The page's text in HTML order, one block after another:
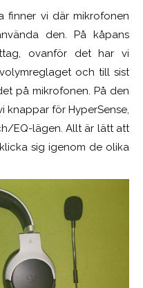
finner vi där mikrofonen
den. På kåpans
ovanför det har vi
och till sist
på mikrofonen. På den
knappar för HyperSense,
EQ-lägen. Allt är lätt att
sig igenom de olika